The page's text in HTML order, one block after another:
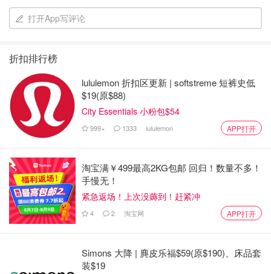
打开App写评论
折扣排行榜
lululemon 折扣区更新 | softstreme 短裤史低
$19(原$88)
City Essentials 小粉包$54
999+ 1333 lululemon APP打开
淘宝满￥499最高2KG包邮 回归！数量不多！
手慢无！
紧急返场！上次没薅到！赶紧冲
4 2 淘宝网 APP打开
Simons 大降 | 麂皮乐福$59(原$190)、床品套
装$19